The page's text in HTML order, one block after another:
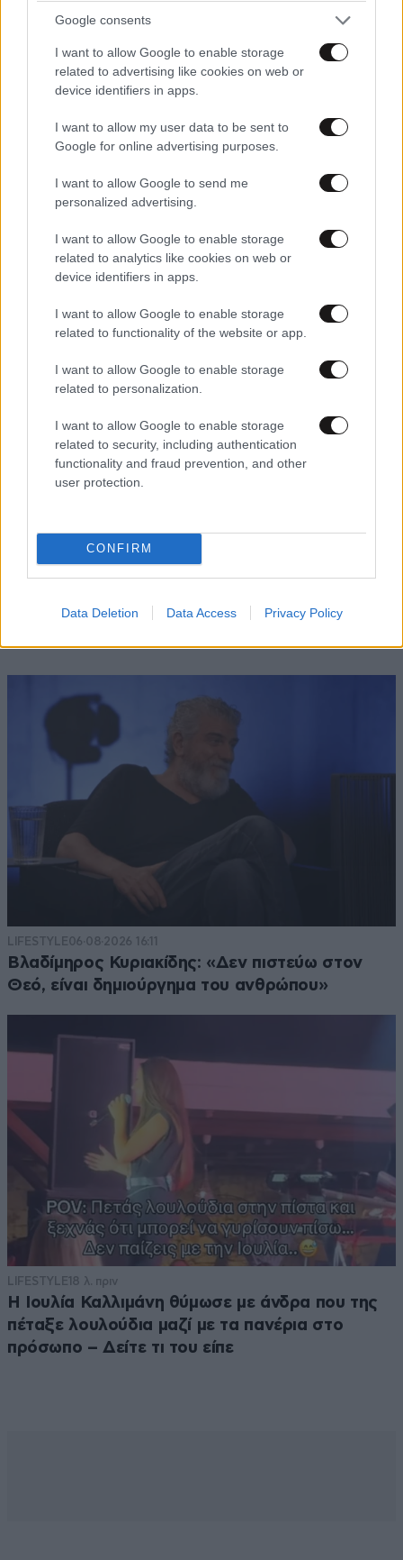
Google consents
I want to allow Google to enable storage
related to advertising like cookies on web or
device identifiers in apps.
I want to allow my user data to be sent to
Google for online advertising purposes.
I want to allow Google to send me
personalized advertising.
I want to allow Google to enable storage
related to analytics like cookies on web or
device identifiers in apps.
I want to allow Google to enable storage
related to functionality of the website or app.
I want to allow Google to enable storage
related to personalization.
I want to allow Google to enable storage
related to security, including authentication
functionality and fraud prevention, and other
user protection.
CONFIRM
Data Deletion Data Access Privacy Policy
ΚΟΣΜΟΣ 11 λ. πριν
Ζευγάρι από τις ΗΠΑ που «υιοθέτησε» τον
Ελίζαμπεθ Ρος: «Είμαστε συντετριμμένοι – Δεν
έδειξε ποτέ ότι ήταν ικανός για κάτι τέτοιο»
LIFESTYLE3 ω. πριν
Ζώδια σήμερα: Η Σελήνη στους Διδύμους
φέρνει ανατροπές – Ποιοι δέχονται την
LIFESTYLE06·08·2026 16:11
Βλαδίμηρος Κυριακίδης: «Δεν πιστεύω στον
Θεό, είναι δημιούργημα του ανθρώπου»
LIFESTYLE18 λ. πριν
Η Ιουλία Καλλιμάνη θύμωσε με άνδρα που της
πέταξε λουλούδια μαζί με τα πανέρια στο
πρόσωπο – Δείτε τι του είπε